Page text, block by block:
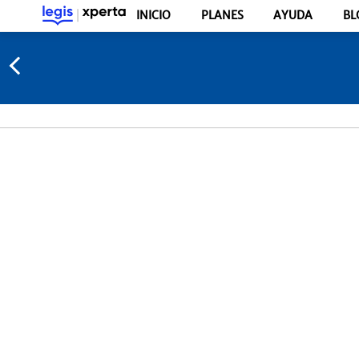
INICIO PLANES AYUDA